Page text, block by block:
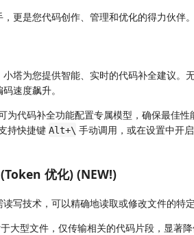
更是您代码创作、管理和优化的得力伙伴。
塔为您提供智能、实时的代码补全建议。
速度飙升。
为代码补全功能配置专属模型，确保最佳性
持快捷键 Alt+\ 手动调用，或在设置中开启
优化) (NEW!)
写技术，可以精确地读取或修改文件的特
大型文件，仅传输相关的代码片段，显著